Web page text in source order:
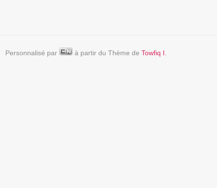
Personnalisé par à partir du Thème deTowfiq I.